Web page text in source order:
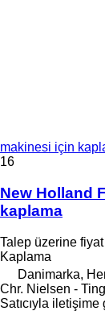
makinesi için
16
New Holland
kaplama
Talep üzerine fiyat
Kaplama
Danimarka,
Chr. Nielsen -
Satıcıyla iletişime